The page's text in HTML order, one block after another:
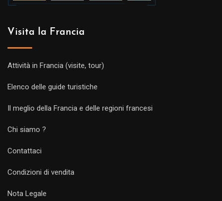
Visita la Francia
Attività in Francia (visite, tour)
Elenco delle guide turistiche
Il meglio della Francia e delle regioni francesi
Chi siamo ?
Contattaci
Condizioni di vendita
Nota Legale